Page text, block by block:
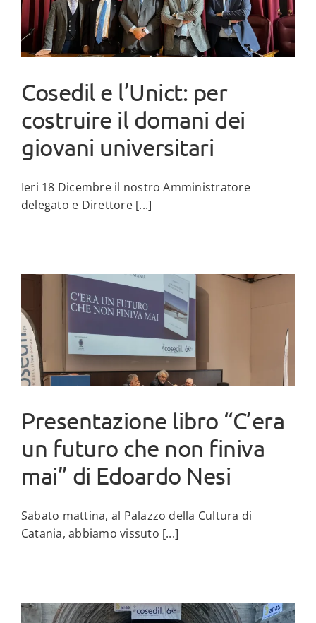
Cosedil e l’Unict: per
costruire il domani dei
giovani universitari
Ieri 18 Dicembre il nostro Amministratore
delegato e Direttore [...]
Presentazione libro “C’era
un futuro che non finiva
mai” di Edoardo Nesi
Sabato mattina, al Palazzo della Cultura di
Catania, abbiamo vissuto [...]